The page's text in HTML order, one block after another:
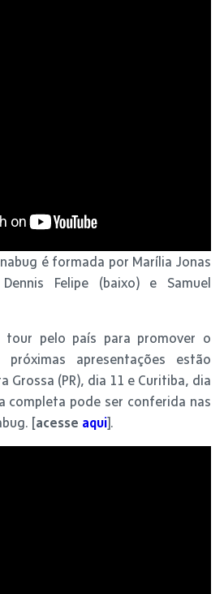
é formada por Marília Jonas
Felipe (baixo) e Samuel
tour pelo país para promover o
apresentações estão
Grossa (PR), dia 11 e Curitiba, dia
completa pode ser conferida nas
[acesse aqui].